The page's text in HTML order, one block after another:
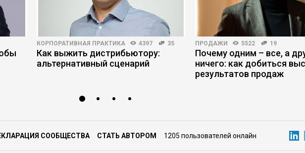
в
КОРПОРАТИВНАЯ ПРАКТИКА 4397 35
Как выжить дистрибьютору:
альтернативный сценарий
ПРОДАЖИ 5522 19
Почему одним – все, а
ничего: как добиться
результатов продаж
СООБЩЕСТВА СТАТЬ АВТОРОМ 1205 пользователей онлайн